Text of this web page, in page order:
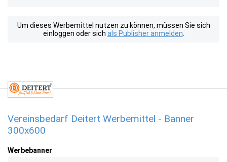
Um dieses Werbemittel nutzen zu können, müssen Sie sich
einloggen oder sich als Publisher anmelden
Vereinsbedarf Deitert Werbemittel - Banner
300x600
Werbebanner